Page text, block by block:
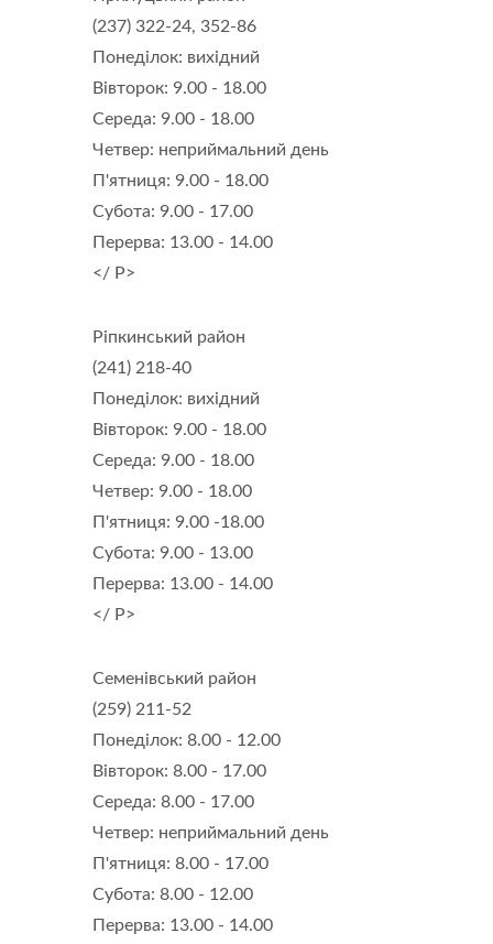
(237) 322-24, 352-86
Понеділок: вихідний
Вівторок: 9.00 - 18.00
Середа: 9.00 - 18.00
Четвер: неприймальний день
П'ятниця: 9.00 - 18.00
Субота: 9.00 - 17.00
Перерва: 13.00 - 14.00
</ P>
Ріпкинський район
(241) 218-40
Понеділок: вихідний
Вівторок: 9.00 - 18.00
Середа: 9.00 - 18.00
Четвер: 9.00 - 18.00
П'ятниця: 9.00 -18.00
Субота: 9.00 - 13.00
Перерва: 13.00 - 14.00
</ P>
Семенівський район
(259) 211-52
Понеділок: 8.00 - 12.00
Вівторок: 8.00 - 17.00
Середа: 8.00 - 17.00
Четвер: неприймальний день
П'ятниця: 8.00 - 17.00
Субота: 8.00 - 12.00
Перерва: 13.00 - 14.00